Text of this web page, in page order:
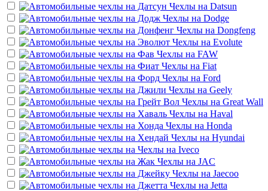
Чехлы на Datsun
Чехлы на Dodge
Чехлы на Dongfeng
Чехлы на Evolute
Чехлы на FAW
Чехлы на Fiat
Чехлы на Ford
Чехлы на Geely
Чехлы на Great Wall
Чехлы на Haval
Чехлы на Honda
Чехлы на Hyundai
Чехлы на Iveco
Чехлы на JAC
Чехлы на Jaecoo
Чехлы на Jetta